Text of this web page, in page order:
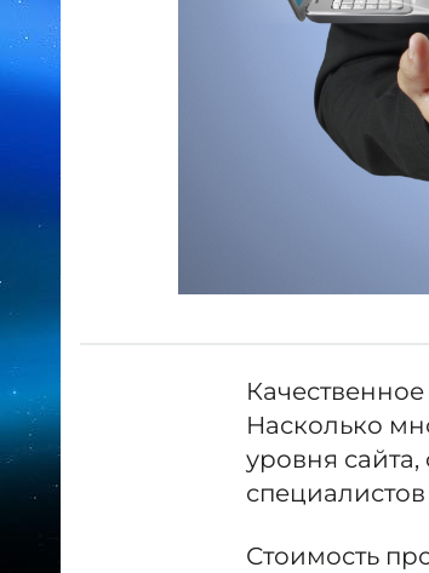
Качественное
Насколько
уровня
Стоимость